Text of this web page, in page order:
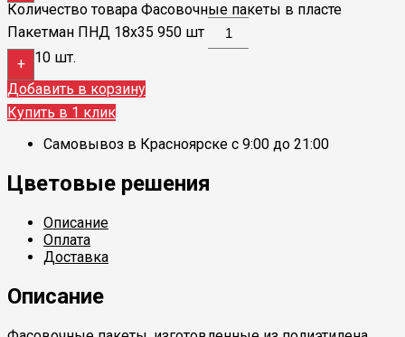
Количество товара Фасовочные пакеты в пласте
Пакетман ПНД 18х35 950 шт
+
10 шт.
Добавить в корзину
Купить в 1 клик
Самовывоз в Красноярске с 9:00 до 21:00
Цветовые решения
Описание
Оплата
Доставка
Описание